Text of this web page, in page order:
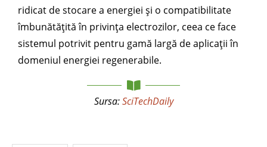
ridicat de stocare a energiei și o compatibilitate
îmbunătățită în privința electrozilor, ceea ce face
sistemul potrivit pentru gamă largă de aplicații în
domeniul energiei regenerabile.
Sursa:SciTechDaily